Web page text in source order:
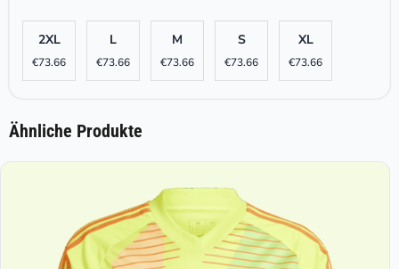
2XL
€73.66
L
€73.66
M
€73.66
S
€73.66
XL
€73.66
Ähnliche Produkte